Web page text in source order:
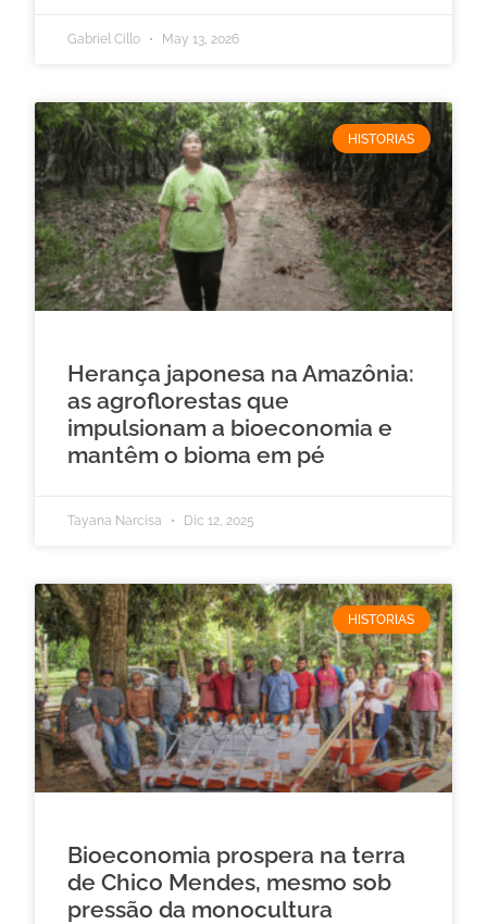
Gabriel Cillo May 13, 2026
HISTORIAS
Herança japonesa na Amazônia:
as agroflorestas que
impulsionam a bioeconomia e
mantêm o bioma em pé
Tayana Narcisa Dic 12, 2025
HISTORIAS
Bioeconomia prospera na terra
de Chico Mendes, mesmo sob
pressão da monocultura